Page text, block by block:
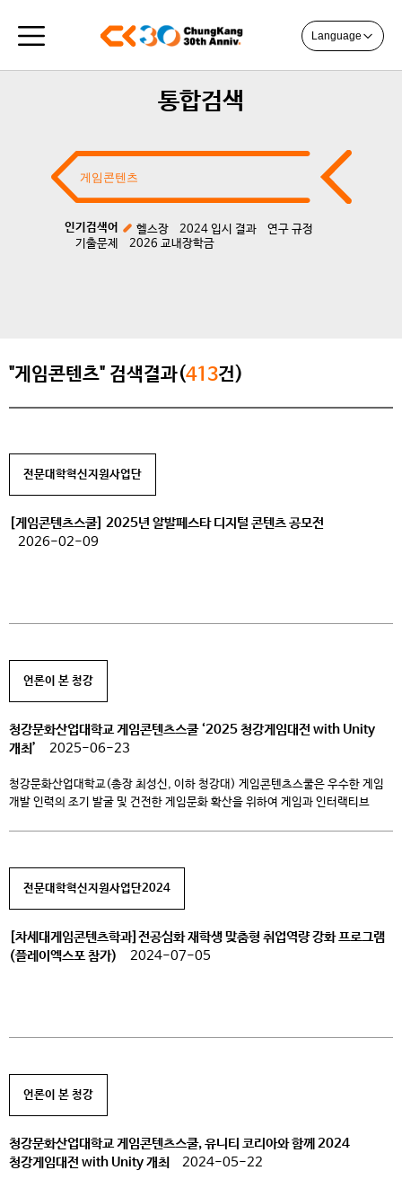
Language
통합검색
인기검색어 헬스장 2024 입시 결과
연구 규정
기출문제
2026 교내장학금
"게임콘텐츠" 검색결과(413건)
전문대학혁신지원사업단
[게임콘텐츠스쿨] 2025년 알발페스타 디지털 콘텐츠 공모전
2026-02-09
언론이 본 청강
청강문화산업대학교 게임콘텐츠스쿨 ‘2025 청강게임대전 with Unity
개최’
2025-06-23
청강문화산업대학교(총장 최성신, 이하 청강대) 게임콘텐츠스쿨은 우수한 게임
개발 인력의 조기 발굴 및 건전한 게임문화 확산을 위하여 게임과 인터랙티브
전문대학혁신지원사업단2024
[차세대게임콘텐츠학과]전공심화 재학생 맞춤형 취업역량 강화 프로그램
(플레이엑스포 참가)
2024-07-05
언론이 본 청강
청강문화산업대학교 게임콘텐츠스쿨, 유니티 코리아와 함께 2024
청강게임대전 with Unity 개최
2024-05-22